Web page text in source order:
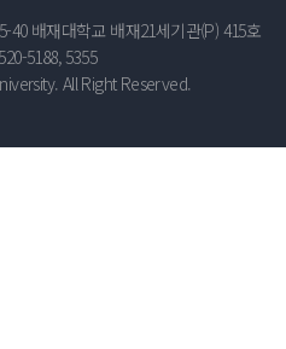
40 배재대학교 배재21세기관(P) 415호
5188, 5355
All Right Reserved.